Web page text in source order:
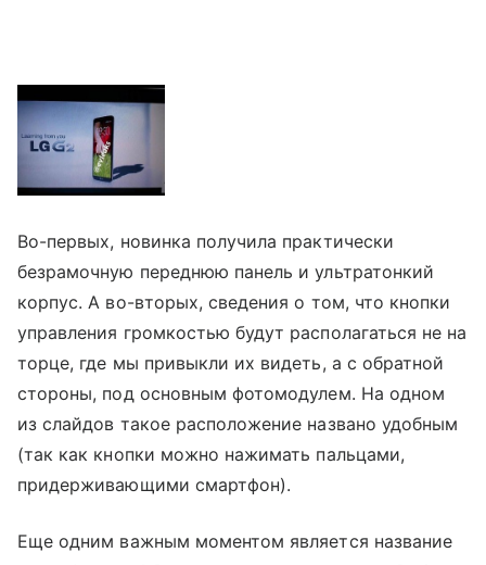
Во-первых, новинка получила практически
безрамочную переднюю панель и ультратонкий
корпус. А во-вторых, сведения о том, что кнопки
управления громкостью будут располагаться не на
торце, где мы привыкли их видеть, а с обратной
стороны, под основным фотомодулем. На одном
из слайдов такое расположение названо удобным
(так как кнопки можно нажимать пальцами,
придерживающими смартфон).
Еще одним важным моментом является название